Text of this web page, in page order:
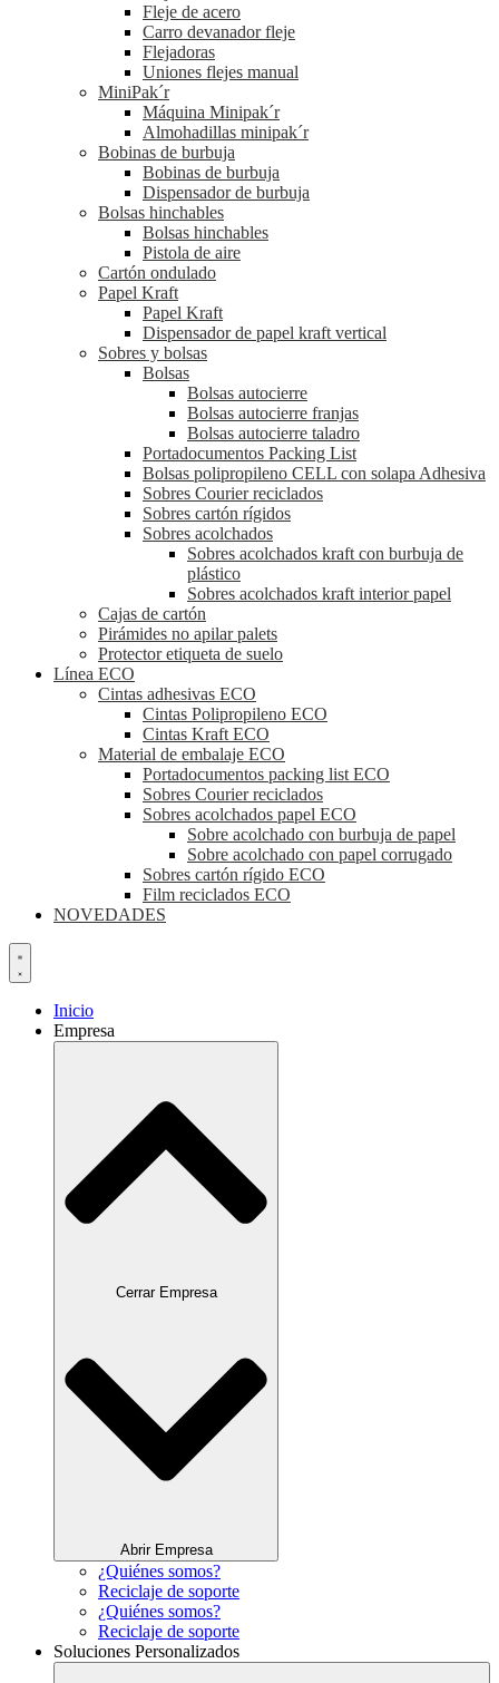
Fleje de acero
Carro devanador fleje
Flejadoras
Uniones flejes manual
MiniPak´r
Máquina Minipak´r
Almohadillas minipak´r
Bobinas de burbuja
Bobinas de burbuja
Dispensador de burbuja
Bolsas hinchables
Bolsas hinchables
Pistola de aire
Cartón ondulado
Papel Kraft
Papel Kraft
Dispensador de papel kraft vertical
Sobres y bolsas
Bolsas
Bolsas autocierre
Bolsas autocierre franjas
Bolsas autocierre taladro
Portadocumentos Packing List
Bolsas polipropileno CELL con solapa Adhesiva
Sobres Courier reciclados
Sobres cartón rígidos
Sobres acolchados
Sobres acolchados kraft con burbuja de
plástico
Sobres acolchados kraft interior papel
Cajas de cartón
Pirámides no apilar palets
Protector etiqueta de suelo
Línea ECO
Cintas adhesivas ECO
Cintas Polipropileno ECO
Cintas Kraft ECO
Material de embalaje ECO
Portadocumentos packing list ECO
Sobres Courier reciclados
Sobres acolchados papel ECO
Sobre acolchado con burbuja de papel
Sobre acolchado con papel corrugado
Sobres cartón rígido ECO
Film reciclados ECO
NOVEDADES
Inicio
Empresa
Cerrar Empresa
Abrir Empresa
¿Quiénes somos?
Reciclaje de soporte
¿Quiénes somos?
Reciclaje de soporte
Soluciones Personalizados